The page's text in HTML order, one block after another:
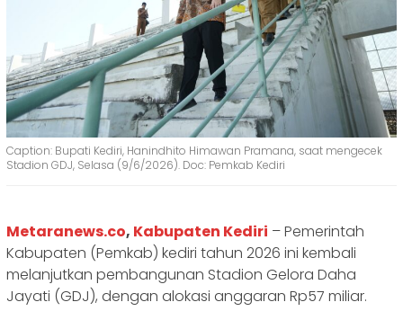
Caption: Bupati Kediri, Hanindhito Himawan Pramana, saat mengecek
Stadion GDJ, Selasa (9/6/2026). Doc: Pemkab Kediri
Metaranews.co, Kabupaten Kediri – Pemerintah
Kabupaten (Pemkab) kediri tahun 2026 ini kembali
melanjutkan pembangunan Stadion Gelora Daha
Jayati (GDJ), dengan alokasi anggaran Rp57 miliar.